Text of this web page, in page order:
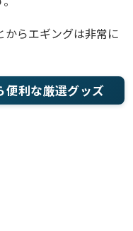
からエギングは非常に
便利な厳選グッズ